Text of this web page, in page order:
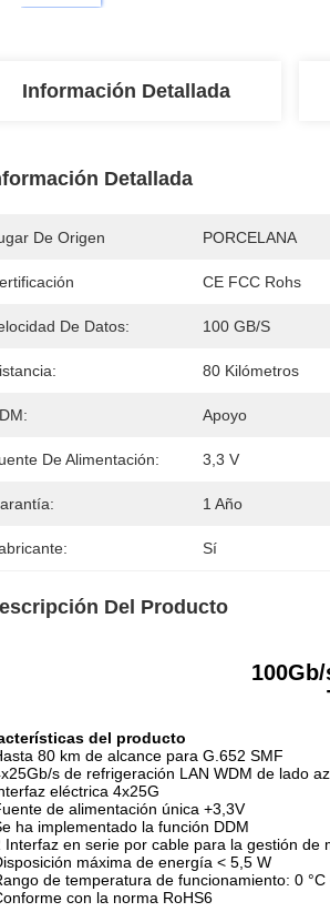
Información Detallada
Detallada
De Origen PORCELANA
CE FCC Rohs
De Datos: 100 GB/s
80 Kilómetros
Apoyo
De Alimentación: 3,3 V
1 Año
Sí
Del Producto
del producto
80 km de alcance para G.652 SMF
s de refrigeración LAN WDM de lado
eléctrica 4x25G
de alimentación única +3,3V
ha implementado la función DDM
Interfaz en serie por cable para la gestión de
máxima de energía < 5,5 W
de temperatura de funcionamiento: 0 °C
con la norma RoHS6